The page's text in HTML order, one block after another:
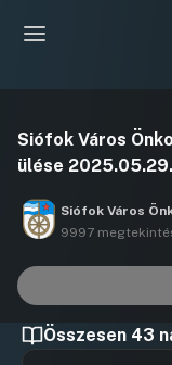
Siófok Város
ülése 2025.05.29.
Siófok Város
9997
Összesen 43